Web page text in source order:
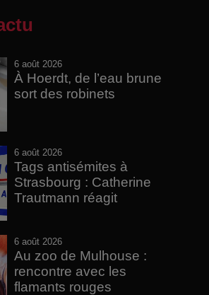
6 août 2026
À Hoerdt, de l’eau brune
sort des robinets
6 août 2026
Tags antisémites à
Strasbourg : Catherine
Trautmann réagit
6 août 2026
Au zoo de Mulhouse :
rencontre avec les
flamants rouges